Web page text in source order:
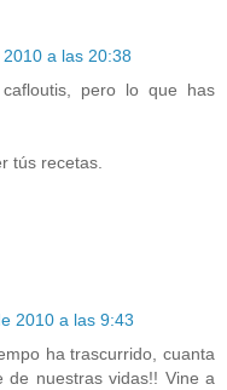
a las 20:38
pero lo que has
tús recetas.
2010 a las 9:43
ha trascurrido, cuanta
nuestras vidas!! Vine a